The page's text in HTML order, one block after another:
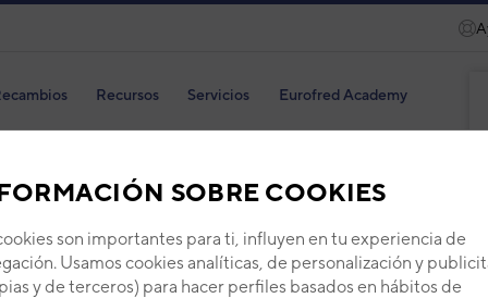
SOBRE COOKIES
son importantes para ti, influyen en tu experiencia de
Usamos cookies analíticas, de personalización y
y de terceros) para hacer perfiles basados en hábitos de
Recursos Servicios Eurofred Academy